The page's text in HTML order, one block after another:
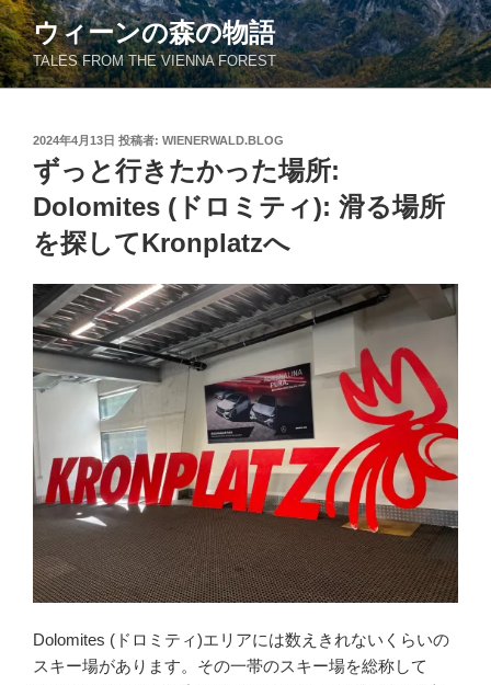
コ
ン
テ
ン
ウィーンの森の物語
TALES FROM THE VIENNA FOREST
投
日:
2024年4月13日 投稿者: WIENERWALD.BLOG
ずっと行きたかった場所:
Dolomites (ドロミティ): 滑る場所
を探してKronplatzへ
Dolomites (ドロミティ)エリアには数えきれないくらいの
スキー場があります。その一帯のスキー場を総称して